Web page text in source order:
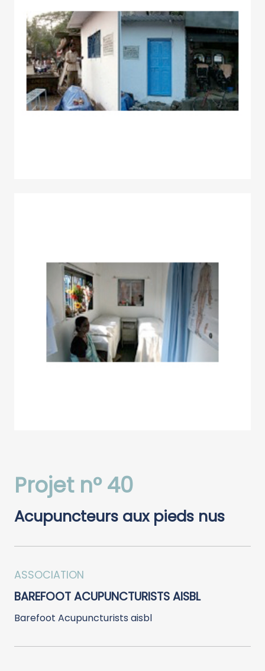
Projet n° 40
Acupuncteurs aux pieds nus
ASSOCIATION
BAREFOOT ACUPUNCTURISTS AISBL
Barefoot Acupuncturists aisbl